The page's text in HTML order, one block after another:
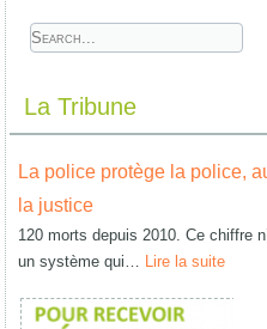
La Tribune
La police protège la police,
la justice
120 morts depuis 2010. Ce chiffre
un système qui… Lire la suite